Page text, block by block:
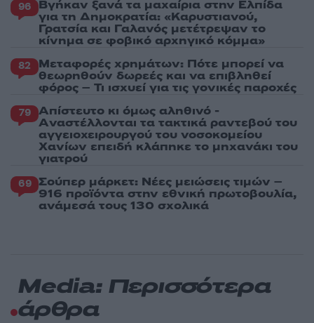
96 Βγήκαν ξανά τα μαχαίρια στην Ελπίδα
για τη Δημοκρατία: «Καρυστιανού,
Γρατσία και Γαλανός μετέτρεψαν το
κίνημα σε φοβικό αρχηγικό κόμμα»
82 Μεταφορές χρημάτων: Πότε μπορεί να
θεωρηθούν δωρεές και να επιβληθεί
φόρος – Τι ισχυεί για τις γονικές παροχές
79 Απίστευτο κι όμως αληθινό -
Aναστέλλονται τα τακτικά ραντεβού του
αγγειοχειρουργού του νοσοκομείου
Χανίων επειδή κλάπηκε το μηχανάκι του
γιατρού
69 Σούπερ μάρκετ: Νέες μειώσεις τιμών –
916 προϊόντα στην εθνική πρωτοβουλία,
ανάμεσά τους 130 σχολικά
Media: Περισσότερα
άρθρα